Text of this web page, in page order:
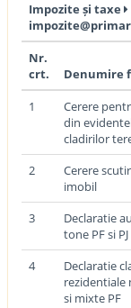
Impozite și taxe
Nr.
crt.
Denumire
1
Cerere
din
cladirilor
2
Cerere
imobil
3
Declaratie
tone PF si PJ
4
Declaratie
rezidentiale
si mixte PF